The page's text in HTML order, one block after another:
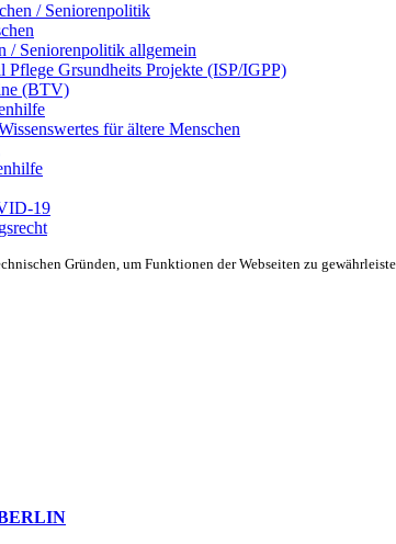
/ Seniorenpolitik
/ Seniorenpolitik allgemein
Pflege Grsundheits Projekte (ISP/IGPP)
(BTV)
für ältere Menschen
19
Gründen, um Funktionen der Webseiten zu